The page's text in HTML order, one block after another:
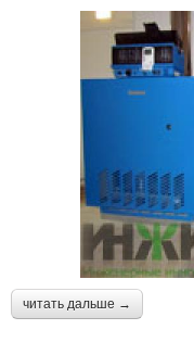
читать дальше →